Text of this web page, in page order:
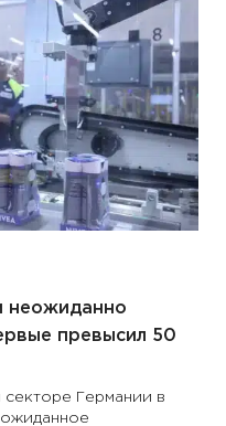
неожиданно
превысил 50
секторе Германии в